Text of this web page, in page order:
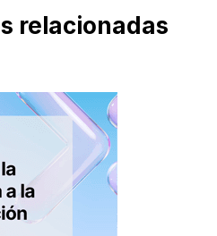
relacionadas